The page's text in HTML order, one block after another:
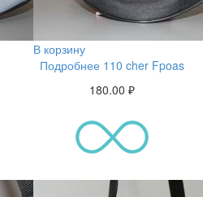
В корзину
Подробнее 110 cher Fpoas
180.00 ₽